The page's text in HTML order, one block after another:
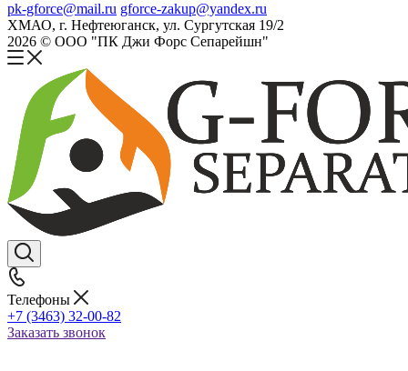
pk-gforce@mail.ru gforce-zakup@yandex.ru
ХМАО, г. Нефтеюганск, ул. Сургутская 19/2
2026 © ООО "ПК Джи Форс Сепарейшн"
Телефоны
+7 (3463) 32-00-82
Заказать звонок